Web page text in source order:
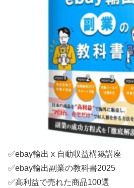
✅ebay輸出 x 自動収益構築講座
✅ebay輸出副業の教科書2025
✅高利益で売れた商品100選